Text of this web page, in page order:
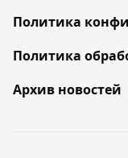
Политика
Политика
Архив новостей